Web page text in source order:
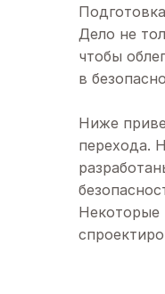
Дело не
чтобы
в
Ниже
перехода.
Некоторые